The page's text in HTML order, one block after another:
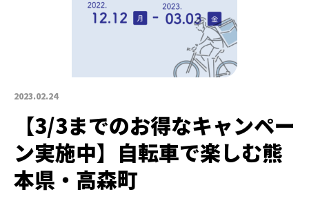
2023.02.24
【3/3までのお得なキャンペー
ン実施中】自転車で楽しむ熊
本県・高森町